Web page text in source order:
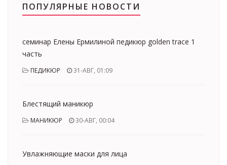
ПОПУЛЯРНЫЕ НОВОСТИ
семинар Елены Ермилиной педикюр golden trace 1
часть
ПЕДИКЮР 31-АВГ, 01:09
Блестящий маникюр
МАНИКЮР 30-АВГ, 00:04
Увлажняющие маски для лица